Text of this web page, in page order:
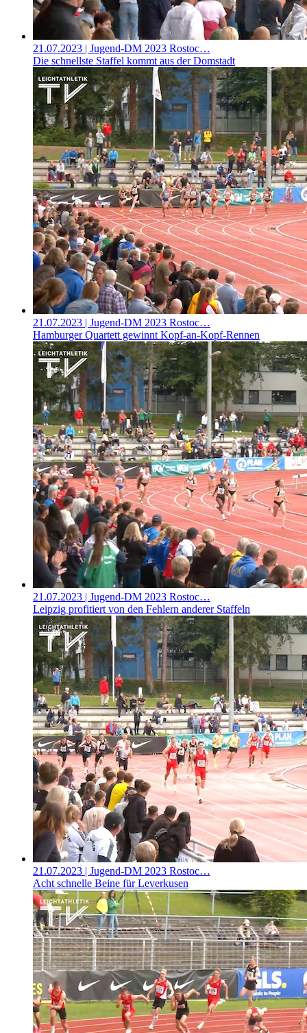
21.07.2023 | Jugend-DM 2023 Rostoc…
Die schnellste Staffel kommt aus der Domstadt
21.07.2023 | Jugend-DM 2023 Rostoc…
Hamburger Quartett gewinnt Kopf-an-Kopf-Rennen
21.07.2023 | Jugend-DM 2023 Rostoc…
Leipzig profitiert von den Fehlern anderer Staffeln
21.07.2023 | Jugend-DM 2023 Rostoc…
Acht schnelle Beine für Leverkusen